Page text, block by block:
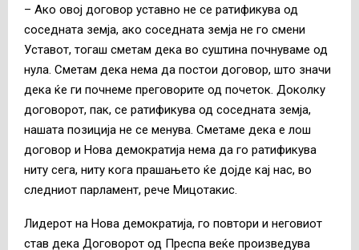
– Ако овој договор уставно не се ратификува од
соседната земја, ако соседната земја не го смени
Уставот, тогаш сметам дека во суштина почнуваме од
нула. Сметам дека нема да постои договор, што значи
дека ќе ги почнеме преговорите од почеток. Доколку
договорот, пак, се ратификува од соседната земја,
нашата позиција не се менува. Сметаме дека е лош
договор и Нова демократија нема да го ратификува
ниту сега, ниту кога прашањето ќе дојде кај нас, во
следниот парламент, рече Мицотакис.
Лидерот на Нова демократија, го повтори и неговиот
став дека Договорот од Преспа веќе произведува